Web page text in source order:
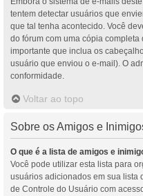
tentem detectar usuários que
que tal tenha acontecido. Você
do fórum com uma cópia
importante que inclua os
usuário que enviou o e-mail). O
conformidade.
Voltar ao topo
Sobre os Amigos e
O que é a lista de amigos e
Você pode utilizar esta lista para
usuários adicionados em sua lista
de Controle do Usuário com